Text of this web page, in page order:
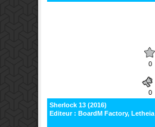
0
0
Sherlock 13 (2016)
Editeur : BoardM Factory, Letheia